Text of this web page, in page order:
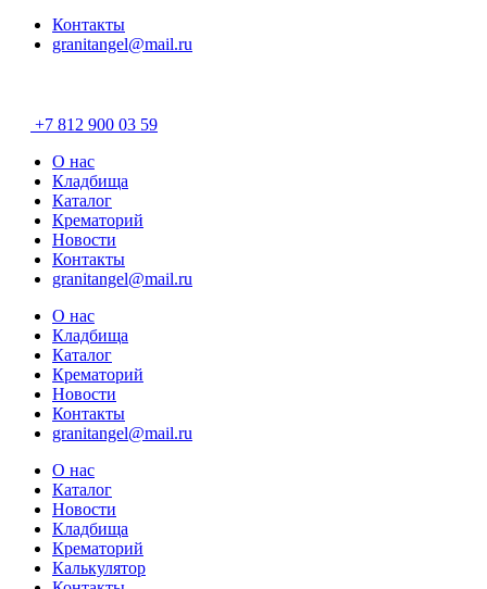
Контакты
granitangel@mail.ru
+7 812 900 03 59
О нас
Кладбища
Каталог
Крематорий
Новости
Контакты
granitangel@mail.ru
О нас
Кладбища
Каталог
Крематорий
Новости
Контакты
granitangel@mail.ru
О нас
Каталог
Новости
Кладбища
Крематорий
Калькулятор